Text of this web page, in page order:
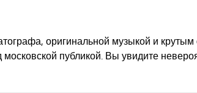
оригинальной музыкой и
публикой. Вы увидите